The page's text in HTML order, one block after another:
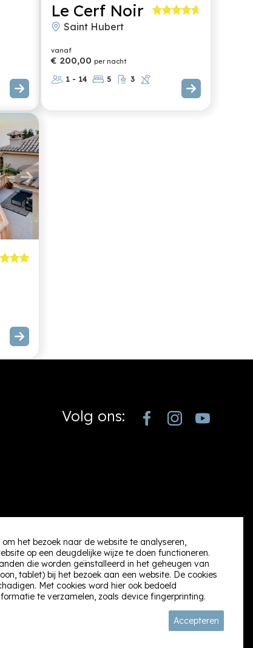
Le Cerf Noir
Saint Hubert
vanaf
€ 200,00 per nacht
1 - 14 5 3
Volg ons:
het bezoek naar de website te analyseren,
op een deugdelijke wijze te doen functioneren.
die worden geïnstalleerd in het geheugen van
tablet) bij het bezoek aan een website. De cookies
Met cookies word hier ook bedoeld
te verzamelen, zoals device fingerprinting.
Accepteren